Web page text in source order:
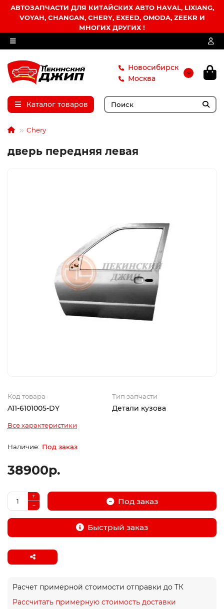
АВТОЗАПЧАСТИ ДЛЯ КИТАЙСКИХ АВТО HAVAL, LIXIANG,
VOYAH, CHANGAN, CHERY, EXEED, OMODA, ZEEKR И
МНОГИХ ДРУГИХ !
Новосибирск
Москва
Каталог товаров
Chery
дверь передняя левая
Код товара
A11-6101005-DY
Тип запчасти
Детали кузова
Все характеристики
Под заказ
38900р.
Под заказ
Быстрый заказ
Расчет примерной стоимости отправки до ТК
Рассчитать примерную стоимость доставки